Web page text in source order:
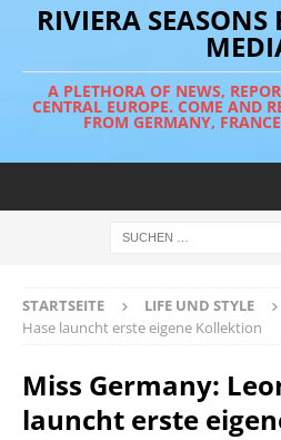
RIVIERA
A PLETHORA OF NEWS,
CENTRAL EUROPE. COME AND
FROM GERMANY,
STARTSEITE LIFE UND STYLE
Hase launcht erste eigene Kollektion
Miss Germany:
launcht erste